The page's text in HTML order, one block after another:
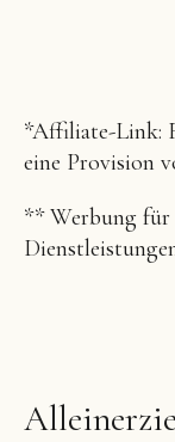
*Affiliate-Link:
eine Provision
** Werbung für